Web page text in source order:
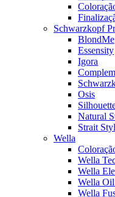
Schwarzkopf
BlondMe
Essensity
Igora
Osis
Natural
Strait
Wella
Wella
Wella
Wella
Wella